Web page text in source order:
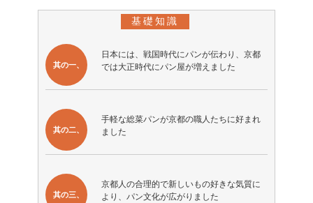
基礎知識
其の一、
日本には、戦国時代にパンが伝わり、京都
では大正時代にパン屋が増えました
其の二、
手軽な総菜パンが京都の職人たちに好まれ
ました
其の三、
京都人の合理的で新しいもの好きな気質に
より、パン文化が広がりました